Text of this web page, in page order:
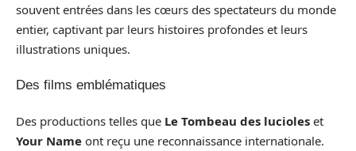
souvent entrées dans les cœurs des spectateurs du monde
entier, captivant par leurs histoires profondes et leurs
illustrations uniques.
Des films emblématiques
Des productions telles que Le Tombeau des lucioles et
Your Name ont reçu une reconnaissance internationale.